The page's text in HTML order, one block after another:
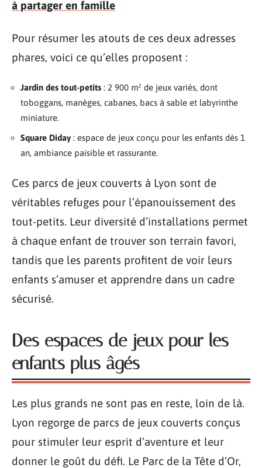
à partager en famille
Pour résumer les atouts de ces deux adresses
phares, voici ce qu’elles proposent :
Jardin des tout-petits : 2 900 m² de jeux variés, dont
toboggans, manèges, cabanes, bacs à sable et labyrinthe
miniature.
Square Diday : espace de jeux conçu pour les enfants dès 1
an, ambiance paisible et rassurante.
Ces parcs de jeux couverts à Lyon sont de
véritables refuges pour l’épanouissement des
tout-petits. Leur diversité d’installations permet
à chaque enfant de trouver son terrain favori,
tandis que les parents profitent de voir leurs
enfants s’amuser et apprendre dans un cadre
sécurisé.
Des espaces de jeux pour les
enfants plus âgés
Les plus grands ne sont pas en reste, loin de là.
Lyon regorge de parcs de jeux couverts conçus
pour stimuler leur esprit d’aventure et leur
donner le goût du défi. Le Parc de la Tête d’Or,